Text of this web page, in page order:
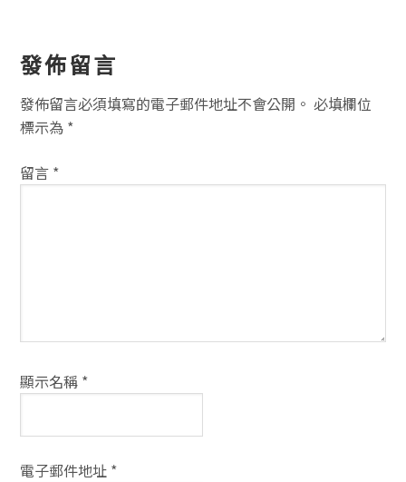
讀
者
互
動
方
發佈留言
發佈留言必須填寫的電子郵件地址不會公開。 必填欄位
標示為 *
留言 *
顯示名稱 *
電子郵件地址 *